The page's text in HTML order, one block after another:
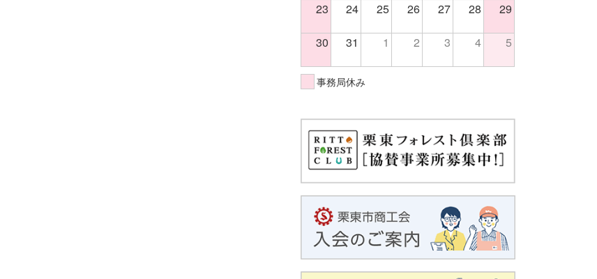
23 24 25 26 27 28 29
30 31 1 2 3 4 5
事務局休み